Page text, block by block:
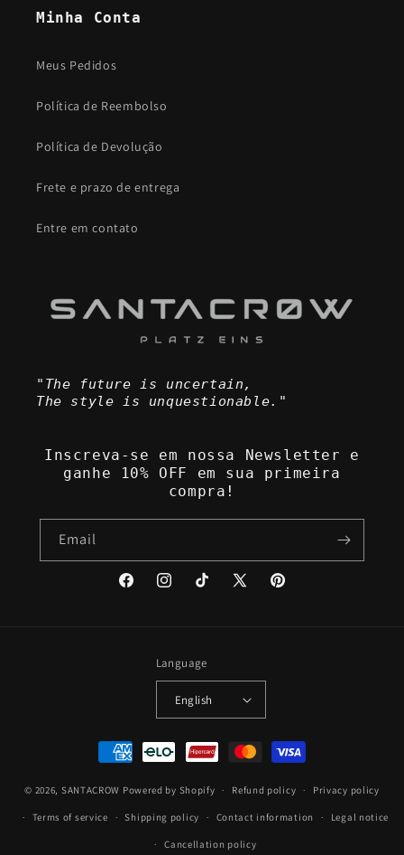
Minha Conta
Meus Pedidos
Política de Reembolso
Política de Devolução
Frete e prazo de entrega
Entre em contato
"The future is uncertain,
The style is unquestionable."
Inscreva-se em nossa Newsletter e
ganhe 10% OFF em sua primeira
compra!
Email
FacebookInstagramTikTok
X
Pinterest
Language
English
Payment
methods
© 2026, SANTACROW Powered by Shopify Refund policy Privacy policy
Terms of service Shipping policy Contact information Legal notice
Cancellation policy